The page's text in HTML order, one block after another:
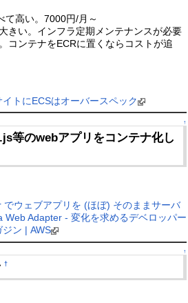
て高い。7000円/月～
きい。インフラ定期メンテナンスが必要
コンテナをECRに置くならコストが追
トにECSはオーバースペック
↑
等のwebアプリをコンテナ化し
でウェブアプリを (ほぼ) そのままサーバ
Web Adapter - 変化を求めるデベロッパー
ン | AWS
↑
†